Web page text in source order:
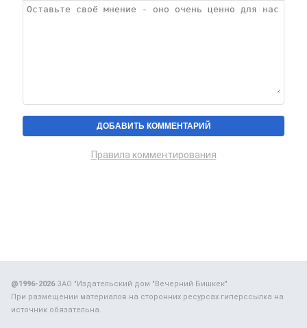
Правила комментирования
@1996-2026ЗАО "Издательский дом "Вечерний Бишкек"
При размещении материалов на сторонних ресурсах гиперссылка на
источник обязательна.